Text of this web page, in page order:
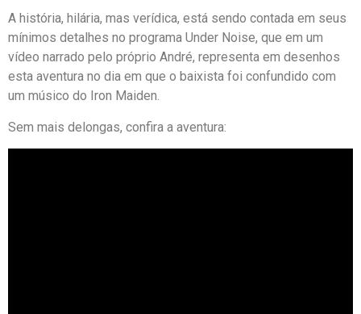
A história, hilária, mas verídica, está sendo contada em seus
mínimos detalhes no programa Under Noise, que em um
vídeo narrado pelo próprio André, representa em desenhos
esta aventura no dia em que o baixista foi confundido com
um músico do Iron Maiden.
Sem mais delongas, confira a aventura: